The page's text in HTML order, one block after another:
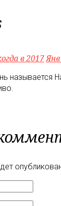
в 2017
называется